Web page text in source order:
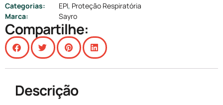
Categorias: EPI, Proteção Respiratória
Marca:
Sayro
Compartilhe:
Descrição